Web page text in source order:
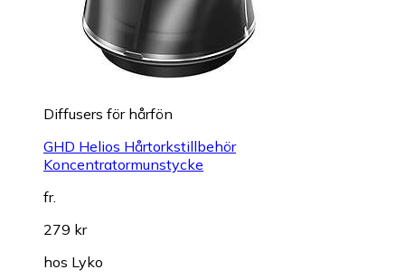
Diffusers för hårfön
GHD Helios Hårtorkstillbehör
Koncentratormunstycke
fr.
279 kr
hos Lyko